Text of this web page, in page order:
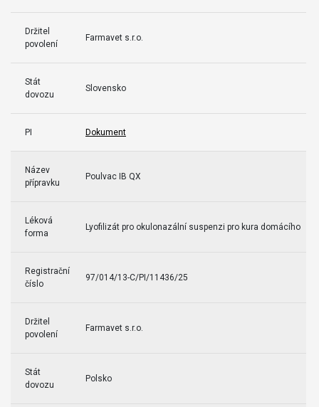
Držitel
povolení
Farmavet s.r.o.
Stát
dovozu
Slovensko
PI Dokument
Název
přípravku
Poulvac IB QX
Léková
forma
Lyofilizát pro okulonazální suspenzi pro kura domácího
Registrační
číslo
97/014/13-C/PI/11436/25
Držitel
povolení
Farmavet s.r.o.
Stát
dovozu
Polsko